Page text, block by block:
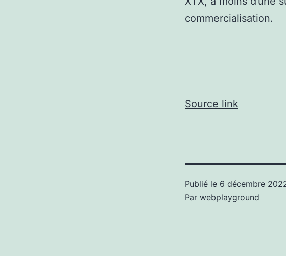
commercialisation.
Source link
Publié le 6 décembre
Par webplayground